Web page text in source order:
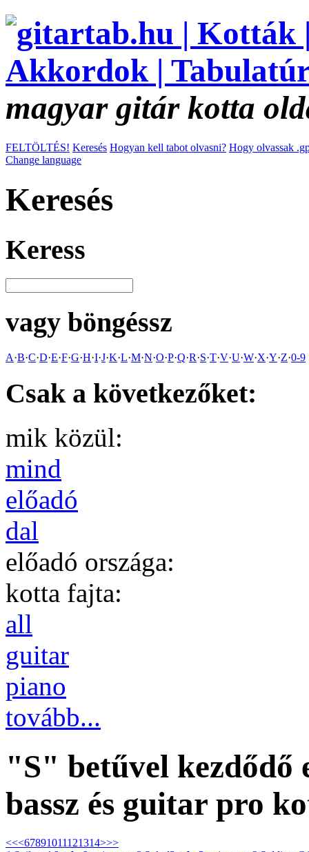
magyar gitár kotta
FELTÖLTÉS! Keresés Hogyan kell tabot olvasni? Hogy olvassak
Change language
Keresés
Keress
vagy böngéssz
A·B·C·D·E·F·G·H·I·J·K·L·M·N·O·P·Q·R·S·T·V·U·W·X·Y·Z·0-9
Csak a következőket:
mik közül:
mind
előadó
dal
előadó országa:
kotta fajta:
all
guitar
piano
tovább...
"S" betűvel kezdődő
bassz és guitar pro
<<<67891011121314>>>